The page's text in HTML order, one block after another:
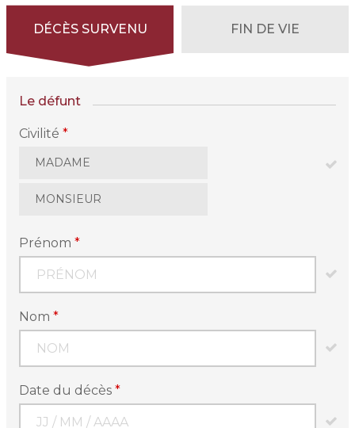
DÉCÈS SURVENU FIN DE VIE
Le défunt
Civilité*
MADAME
MONSIEUR
Prénom*
Nom*
Date du décès*